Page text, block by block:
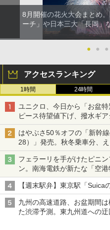
8月開催の花火大会まとめ
ーチ」や日本三大「長岡」
● ● ●
アクセスランキング
1時間 24時間
ユニクロ、今日から「お盆
ピース待望値下げ、撥水ギ
はやぶさ50％オフの「新幹
28）」発売。秋冬乗車分、
フェラーリを手がけたピニ
ン。南海電鉄が新たな「空
【週末駅弁】東京駅「Suica
九州の高速道路、お盆期間
た渋滞予測。東九州道への